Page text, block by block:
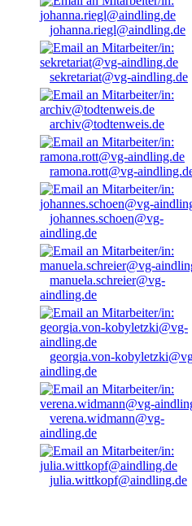
johanna.riegl@aindling.de
sekretariat@vg-aindling.de
archiv@todtenweis.de
ramona.rott@vg-
johannes.schoen@vg-
aindling.de
manuela.schreier@vg-
aindling.de
georgia.von-
aindling.de
verena.widmann@vg-
aindling.de
julia.wittkopf@aindling.de